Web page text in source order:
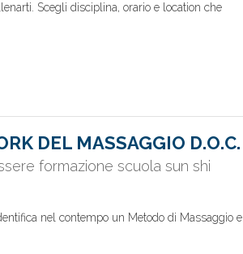
Scegli disciplina, orario e location che
DEL MASSAGGIO D.O.C.
formazione scuola sun shi
nel contempo un Metodo di Massaggio e